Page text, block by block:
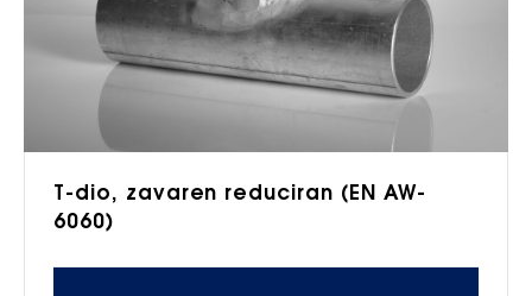
T-dio, zavaren reduciran (EN AW-
6060)